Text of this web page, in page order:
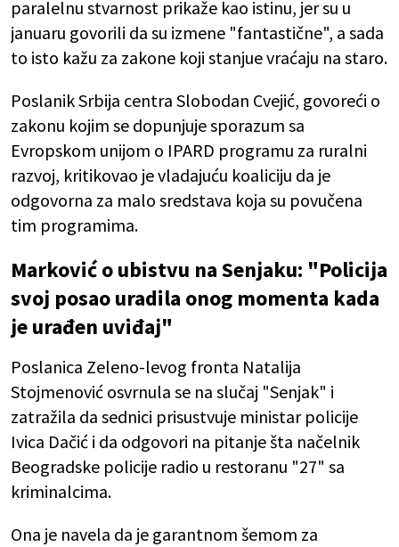
paralelnu stvarnost prikaže kao istinu, jer su u
januaru govorili da su izmene "fantastične", a sada
to isto kažu za zakone koji stanjue vraćaju na staro.
Poslanik Srbija centra Slobodan Cvejić, govoreći o
zakonu kojim se dopunjuje sporazum sa
Evropskom unijom o IPARD programu za ruralni
razvoj, kritikovao je vladajuću koaliciju da je
odgovorna za malo sredstava koja su povučena
tim programima.
Marković o ubistvu na Senjaku: "Policija
svoj posao uradila onog momenta kada
je urađen uviđaj"
Poslanica Zeleno-levog fronta Natalija
Stojmenović osvrnula se na slučaj "Senjak" i
zatražila da sednici prisustvuje ministar policije
Ivica Dačić i da odgovori na pitanje šta načelnik
Beogradske policije radio u restoranu "27" sa
kriminalcima.
Ona je navela da je garantnom šemom za